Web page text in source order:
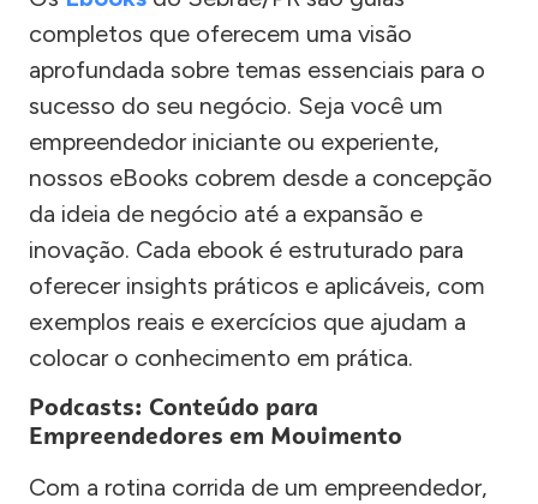
completos que oferecem uma visão
aprofundada sobre temas essenciais para o
sucesso do seu negócio. Seja você um
empreendedor iniciante ou experiente,
nossos eBooks cobrem desde a concepção
da ideia de negócio até a expansão e
inovação. Cada ebook é estruturado para
oferecer insights práticos e aplicáveis, com
exemplos reais e exercícios que ajudam a
colocar o conhecimento em prática.
Podcasts: Conteúdo para
Empreendedores em Movimento
Com a rotina corrida de um empreendedor,